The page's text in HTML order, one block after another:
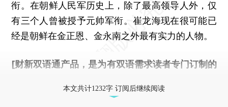
衔。在朝鲜人民军历史上，除了最高领导人外，仅
有三个人曾被授予元帅军衔。崔龙海现在很可能已
经是朝鲜在金正恩、金永南之外最有实力的人物。
[财新双语通产品，是为有双语需求读者专门订制的
本文共计1232字 订阅后继续阅读